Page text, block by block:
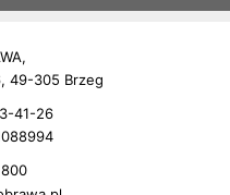
49-305 Brzeg
41-26